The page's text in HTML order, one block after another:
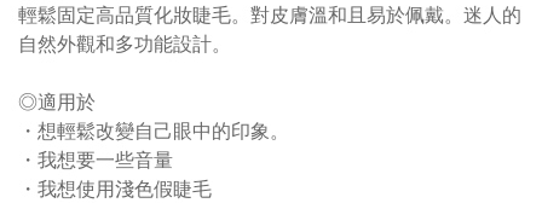
輕鬆固定高品質化妝睫毛。對皮膚溫和且易於佩戴。迷人的
自然外觀和多功能設計。
◎適用於
・想輕鬆改變自己眼中的印象。
・我想要一些音量
・我想使用淺色假睫毛